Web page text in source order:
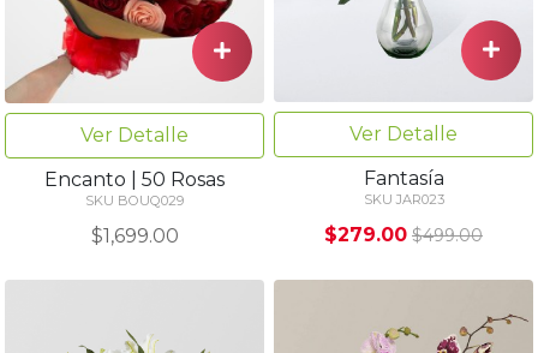
Ver Detalle
Encanto | 50 Rosas
SKU BOUQ029
$1,699.00
Ver Detalle
Fantasía
SKU JAR023
$279.00 $499.00